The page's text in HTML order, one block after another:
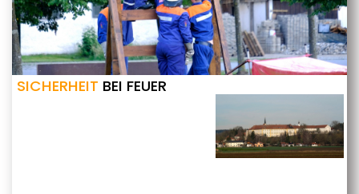
SICHERHEIT BEI FEUER